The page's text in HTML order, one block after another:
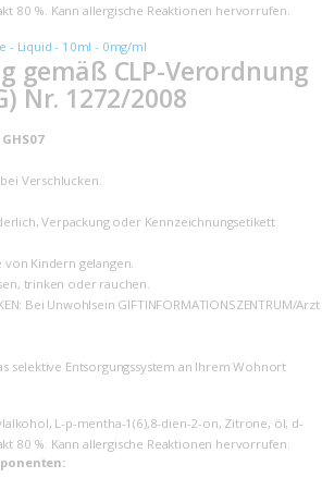
80 %. Kann allergische Reaktionen hervorrufen.
- Liquid - 10ml - 0mg/ml
gemäß CLP-Verordnung
Nr. 1272/2008
GHS07
Verschlucken.
Verpackung oder Kennzeichnungsetikett
Kindern gelangen.
trinken oder rauchen.
Bei Unwohlsein GIFTINFORMATIONSZENTRUM/Arzt
selektive Entsorgungssystem an Ihrem Wohnort
L-p-mentha-1(6),8-dien-2-on, Zitrone, öl, d-
80 %. Kann allergische Reaktionen hervorrufen.